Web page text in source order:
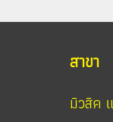
สาขา
มิวสิค